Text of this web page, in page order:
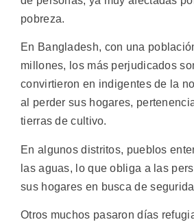
pobreza.
En Bangladesh, con una
millones, los más perjudicados
convirtieron en indigentes de la
al perder sus hogares,
tierras de cultivo.
En algunos distritos, pueblos
las aguas, lo que obliga a las
sus hogares en busca de
Otros muchos pasaron días